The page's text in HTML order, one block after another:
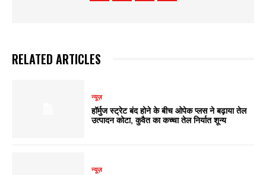
RELATED ARTICLES
न्यूज़
हॉर्मुज स्ट्रेट बंद होने के बीच ओपेक प्लस ने बढ़ाया तेल
उत्पादन कोटा, कुवैत का कच्चा तेल निर्यात शून्य
न्यूज़